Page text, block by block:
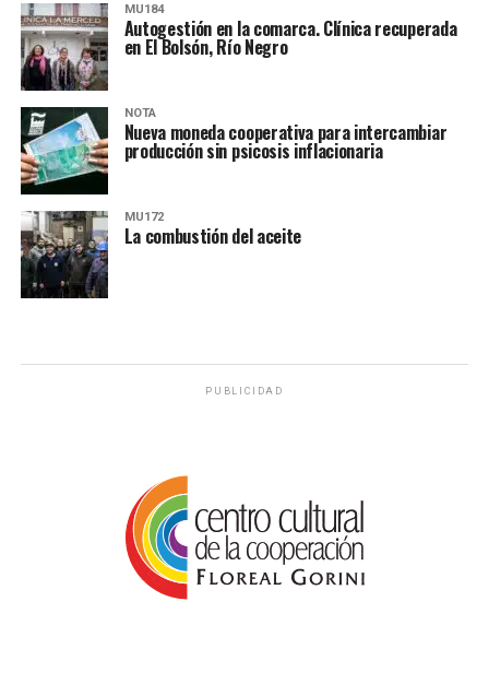
MU184
Autogestión en la comarca. Clínica recuperada
en El Bolsón, Río Negro
NOTA
Nueva moneda cooperativa para intercambiar
producción sin psicosis inflacionaria
MU172
La combustión del aceite
PUBLICIDAD